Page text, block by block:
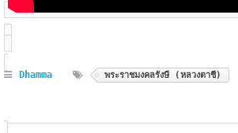
Dhamma พระราชมงคลรังษี (หลวงตาชี)